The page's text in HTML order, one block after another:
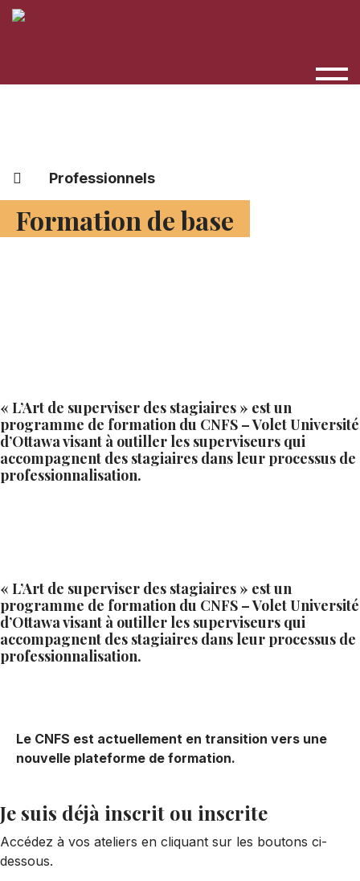
Professionnels
Formation de base
« L’Art de superviser des stagiaires » est un
programme de formation du CNFS – Volet Université
d’Ottawa visant à outiller les superviseurs qui
accompagnent des stagiaires dans leur processus de
professionnalisation.
« L’Art de superviser des stagiaires » est un
programme de formation du CNFS – Volet Université
d’Ottawa visant à outiller les superviseurs qui
accompagnent des stagiaires dans leur processus de
professionnalisation.
Le CNFS est actuellement en transition vers une
nouvelle plateforme de formation.
Je suis déjà inscrit ou inscrite
Accédez à vos ateliers en cliquant sur les boutons ci-
dessous.